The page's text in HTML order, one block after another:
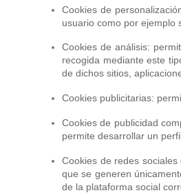
Cookies de
usuario como por ejemplo
Cookies de análisis:
recogida mediante este
de dichos sitios,
Cookies publicitarias:
Cookies de publicidad
permite desarrollar un
Cookies de redes
que se generen
de la plataforma social